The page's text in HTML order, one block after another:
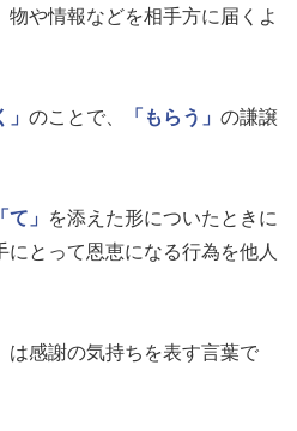
物や情報などを相手方に届くよ
のことで、 「もらう」 の謙譲
「て」
を添えた形についたときに
とって恩恵になる行為を他人
は感謝の気持ちを表す言葉で